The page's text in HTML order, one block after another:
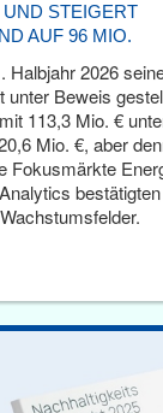
STEIGERT
AUF 96 MIO.
Halbjahr 2026
unter Beweis
113,3 Mio. €
Mio. €, aber
Fokusmärkte